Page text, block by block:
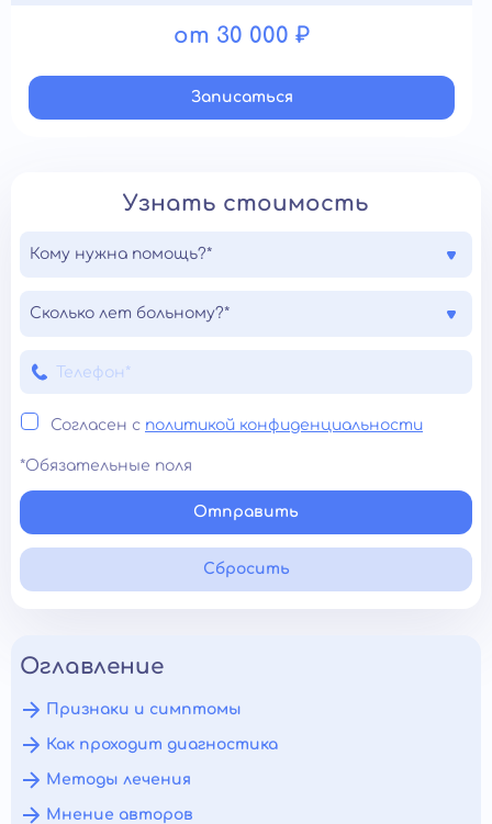
от 30 000 ₽
Записатьcя
Узнать стоимость
Кому нужна помощь?*
Сколько лет больному?*
Согласен с политикой конфиденциальности
*Обязательные поля
Отправить
Сбросить
Оглавление
Признаки и симптомы
Как проходит диагностика
Методы лечения
Мнение авторов